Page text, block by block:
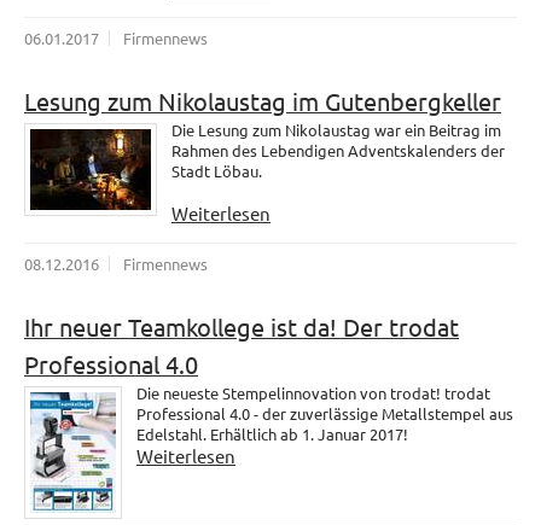
06.01.2017 Firmennews
Lesung zum Nikolaustag im Gutenbergkeller
Die Lesung zum Nikolaustag war ein Beitrag im
Rahmen des Lebendigen Adventskalenders der
Stadt Löbau.
Weiterlesen
08.12.2016 Firmennews
Ihr neuer Teamkollege ist da! Der trodat
Professional 4.0
Die neueste Stempelinnovation von trodat! trodat
Professional 4.0 - der zuverlässige Metallstempel aus
Edelstahl. Erhältlich ab 1. Januar 2017!
Weiterlesen